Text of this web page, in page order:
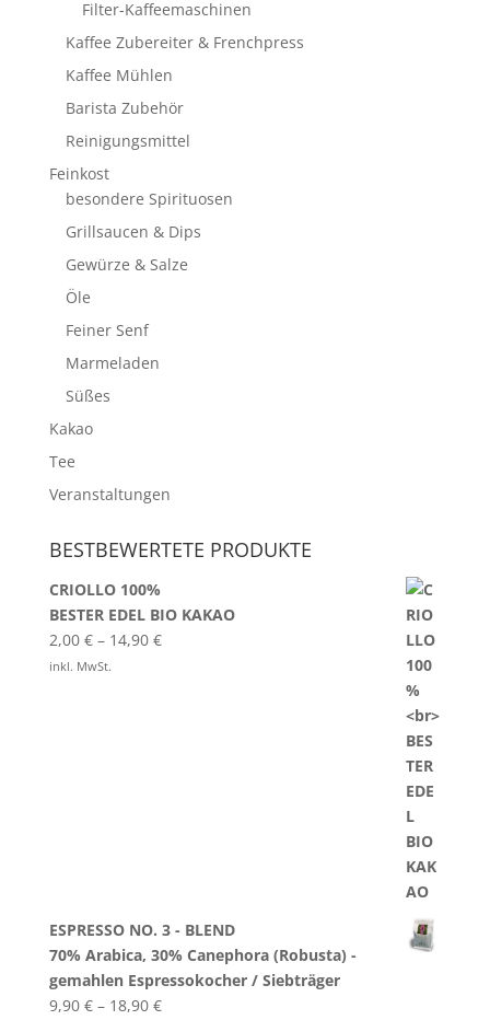
Filter-Kaffeemaschinen
Kaffee Zubereiter & Frenchpress
Kaffee Mühlen
Barista Zubehör
Reinigungsmittel
Feinkost
besondere Spirituosen
Grillsaucen & Dips
Gewürze & Salze
Öle
Feiner Senf
Marmeladen
Süßes
Kakao
Tee
Veranstaltungen
BESTBEWERTETE PRODUKTE
CRIOLLO 100%
BESTER EDEL BIO KAKAO
2,00 €– 14,90 €
inkl. MwSt.
ESPRESSO NO. 3 - BLEND
70% Arabica, 30% Canephora (Robusta) -
gemahlen Espressokocher / Siebträger
9,90 €– 18,90 €